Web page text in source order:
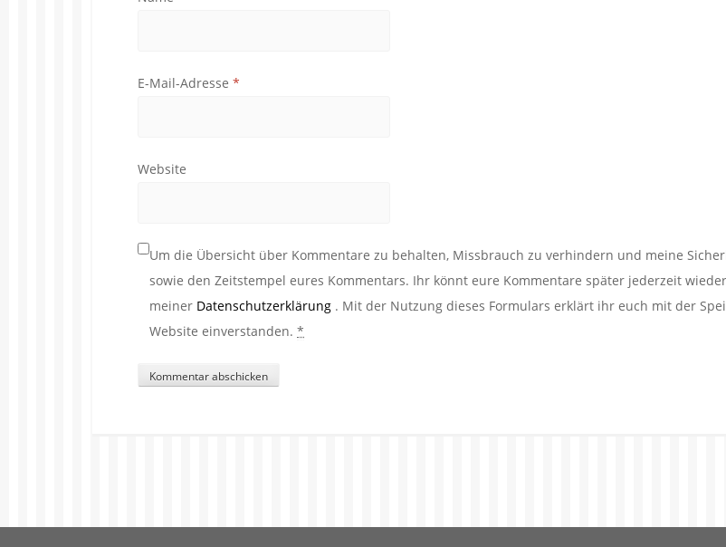
E-Mail-Adresse *
Website
Um die Übersicht über Kommentare zu behalten, Missbrauch zu verhindern und meine
sowie den Zeitstempel eures Kommentars. Ihr könnt eure Kommentare später jederzeit
meiner Datenschutzerklärung . Mit der Nutzung dieses Formulars erklärt ihr euch mit der
Website einverstanden. *